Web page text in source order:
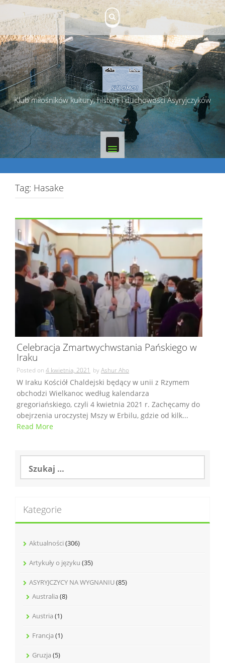
Skip
content
Klub miłośników kultury, historii i duchowości Asyryjczyków
Tag: Hasake
Celebracja Zmartwychwstania Pańskiego w
Iraku
Posted on 4 kwietnia, 2021 byAshur Aho
W Iraku Kościół Chaldejski będący w unii z Rzymem
obchodzi Wielkanoc według kalendarza
gregoriańskiego, czyli 4 kwietnia 2021 r. Zachęcamy do
obejrzenia uroczystej Mszy w Erbilu, gdzie od kilk...
Read More
Szukaj:
Kategorie
Aktualności (306)
Artykuły o języku (35)
ASYRYJCZYCY NA WYGNANIU(85)
Australia (8)
Austria (1)
Francja (1)
Gruzja (5)